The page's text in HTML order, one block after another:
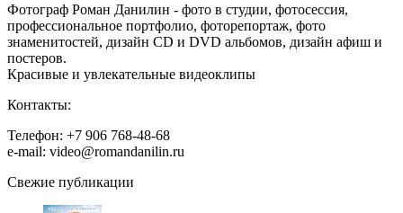
Фотограф Роман Данилин - фото в студии, фотосессия,
профессиональное портфолио, фоторепортаж, фото
знаменитостей, дизайн CD и DVD альбомов, дизайн афиш и
постеров.
Красивые и увлекательные видеоклипы
Контакты:
Телефон: +7 906 768-48-68
e-mail: video@romandanilin.ru
Свежие публикации